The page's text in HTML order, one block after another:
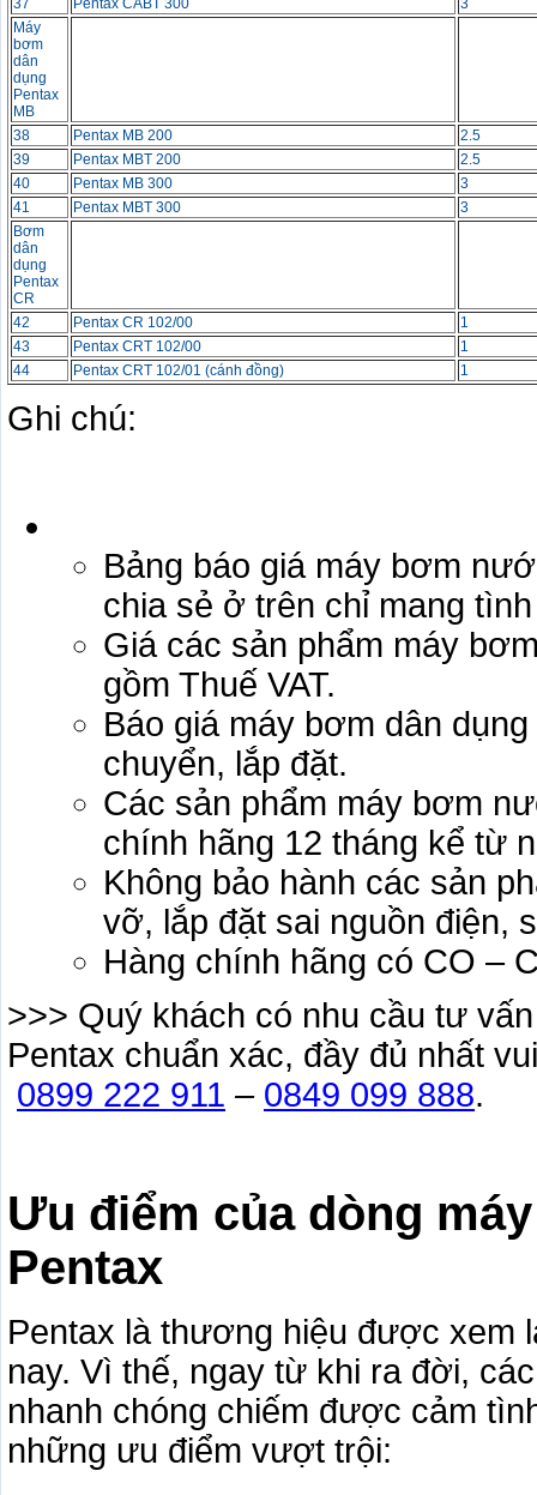
37
Pentax CABT 300
3
Máy
bơm
dân
dụng
Pentax
MB
38
Pentax MB 200
2.5
39
Pentax MBT 200
2.5
40
Pentax MB 300
3
41
Pentax MBT 300
3
Bơm
dân
dụng
Pentax
CR
42
Pentax CR 102/00
1
43
Pentax CRT 102/00
1
44
Pentax CRT 102/01 (cánh đồng) 1
Ghi chú:
Bảng báo giá máy bơm
chia sẻ ở trên chỉ mang
Giá các sản phẩm máy
gồm Thuế VAT.
Báo giá máy bơm dân
chuyển, lắp đặt.
Các sản phẩm máy bơm
chính hãng 12 tháng kể từ
Không bảo hành các sản
vỡ, lắp đặt sai nguồn điện,
Hàng chính hãng có CO –
>>> Quý khách có nhu cầu tư
Pentax chuẩn xác, đầy đủ nhất
0899 222 911 – 0849 099 888.
Ưu điểm của dòng
Pentax
Pentax là thương hiệu được xem
nay. Vì thế, ngay từ khi ra đời,
nhanh chóng chiếm được cảm
những ưu điểm vượt trội: